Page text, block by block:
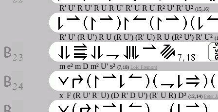
R' U' R U' R U R U' R' U R U R² U' R' U² (15,16)
R' U' (R U') R U (R U') (R' U) R U (R² U') R' U²
m e² m D m² U' s² (7,18) Loic Fremont
x' F (R U' R' U) (D R' D U') (R' U R) D² (12,14) Peter